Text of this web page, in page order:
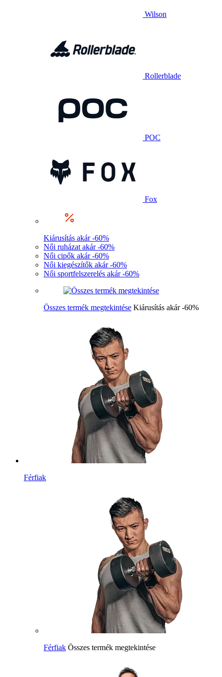
Wilson
Rollerblade
POC
Fox
Kiárusítás akár -60%
Női ruházat akár -60%
Női cipők akár -60%
Női kiegészítők akár -60%
Női sportfelszerelés akár -60%
Összes termék megtekintése Kiárusítás akár -60%
Férfiak
Férfiak Összes termék megtekintése